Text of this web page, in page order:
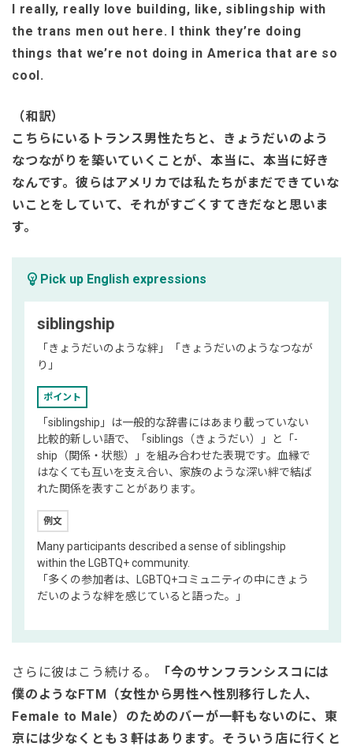
I really, really love building, like, siblingship with
the trans men out here. I think they’re doing
things that we’re not doing in America that are so
cool.
（和訳）
こちらにいるトランス男性たちと、きょうだいのよう
なつながりを築いていくことが、本当に、本当に好き
なんです。彼らはアメリカでは私たちがまだできていな
いことをしていて、それがすごくすてきだなと思いま
す。
emoji_objects Pick up English expressions
siblingship
「きょうだいのような絆」「きょうだいのようなつなが
り」
ポイント
「siblingship」は一般的な辞書にはあまり載っていない
比較的新しい語で、「siblings（きょうだい）」と「-
ship（関係・状態）」を組み合わせた表現です。血縁で
はなくても互いを支え合い、家族のような深い絆で結ば
れた関係を表すことがあります。
例文
Many participants described a sense of siblingship
within the LGBTQ+ community.
「多くの参加者は、LGBTQ+コミュニティの中にきょう
だいのような絆を感じていると語った。」
さらに彼はこう続ける。
「今のサンフランシスコには
僕のようなFTM（女性から男性へ性別移行した人、
Female to Male）のためのバーが一軒もないのに、東
京には少なくとも３軒はあります。そういう店に行くと